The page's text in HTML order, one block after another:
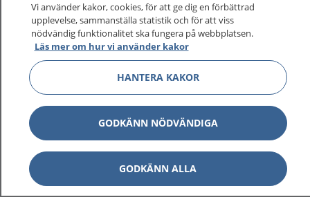
1177 på flera språk
Om 1177 Visa
Kontakt
Behandling av personuppgifter
Hantering av kakor
Vi använder kakor, cookies, för att ge dig en förbättrad
upplevelse, sammanställa statistik och för att viss
nödvändig funktionalitet ska fungera på webbplatsen.
Läs mer om hur vi använder kakor
HANTERA KAKOR
GODKÄNN NÖDVÄNDIGA
GODKÄNN ALLA